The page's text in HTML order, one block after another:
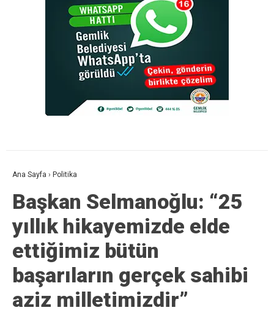
Ana Sayfa › Politika
Başkan Selmanoğlu: “25
yıllık hikayemizde elde
ettiğimiz bütün
başarıların gerçek sahibi
aziz milletimizdir”